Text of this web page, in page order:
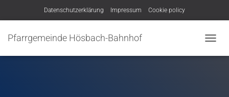
Datenschutzerklärung Impressum Cookie policy
Pfarrgemeinde Hösbach-Bahnhof
A